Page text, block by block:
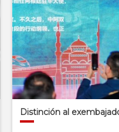
Distinción al